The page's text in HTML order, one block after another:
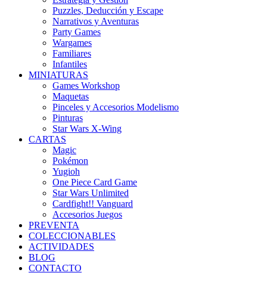
Puzzles, Deducción y Escape
Narrativos y Aventuras
Party Games
Wargames
Familiares
Infantiles
MINIATURAS
Games Workshop
Maquetas
Pinceles y Accesorios Modelismo
Pinturas
Star Wars X-Wing
CARTAS
Magic
Pokémon
Yugioh
One Piece Card Game
Star Wars Unlimited
Cardfight!! Vanguard
Accesorios Juegos
PREVENTA
COLECCIONABLES
ACTIVIDADES
BLOG
CONTACTO